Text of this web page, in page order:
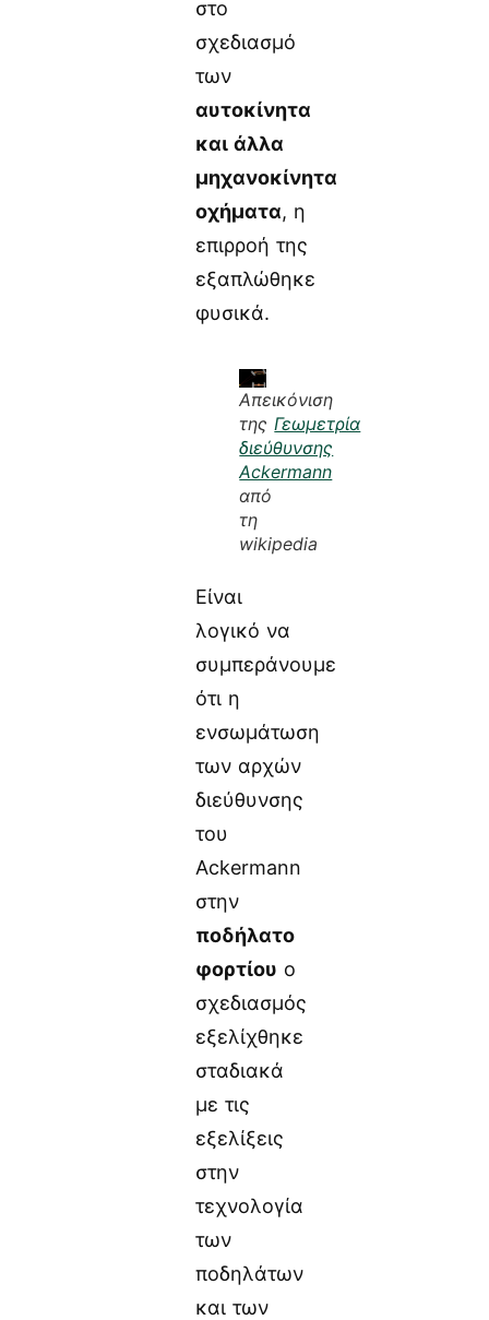
στο
σχεδιασμό
των
αυτοκίνητα
και άλλα
μηχανοκίνητα
οχήματα, η
επιρροή της
εξαπλώθηκε
φυσικά.
Απεικόνιση
της Γεωμετρία
διεύθυνσης
Ackermann
από
τη
wikipedia
Είναι
λογικό να
συμπεράνουμε
ότι η
ενσωμάτωση
των αρχών
διεύθυνσης
του
Ackermann
στην
ποδήλατο
φορτίου ο
σχεδιασμός
εξελίχθηκε
σταδιακά
με τις
εξελίξεις
στην
τεχνολογία
των
ποδηλάτων
και των